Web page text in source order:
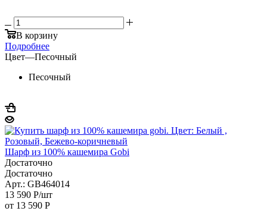
В корзину
Подробнее
Цвет—Песочный
Песочный
Шарф из 100% кашемира Gobi
Достаточно
Достаточно
Арт.: GB464014
13 590 Р/шт
от 13 590 Р